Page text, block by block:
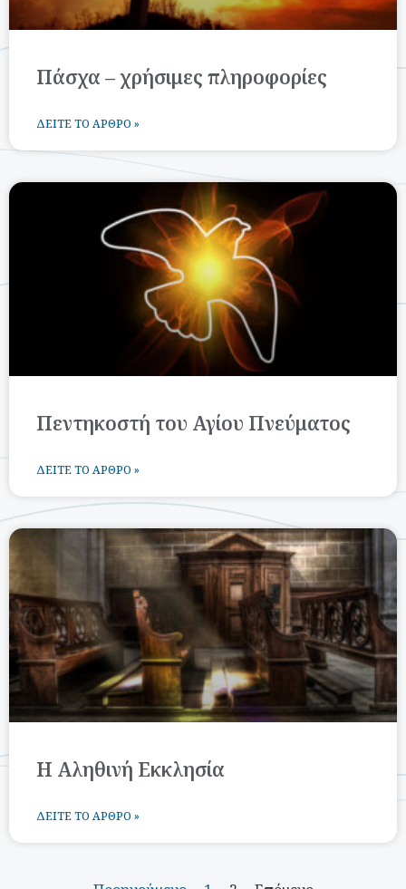
Πάσχα – χρήσιμες πληροφορίες
ΔΕΊΤΕ ΤΟ ΆΡΘΡΟ »
Πεντηκοστή του Αγίου Πνεύματος
ΔΕΊΤΕ ΤΟ ΆΡΘΡΟ »
Η Αληθινή Εκκλησία
ΔΕΊΤΕ ΤΟ ΆΡΘΡΟ »